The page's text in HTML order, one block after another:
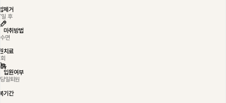
제거
후
마취방법
수면
치료
입원여부
당일퇴원
기간